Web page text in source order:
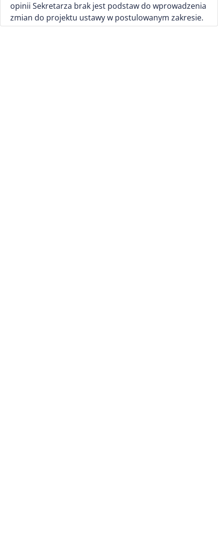
opinii Sekretarza brak jest podstaw do wprowadzenia
zmian do projektu ustawy w postulowanym zakresie.